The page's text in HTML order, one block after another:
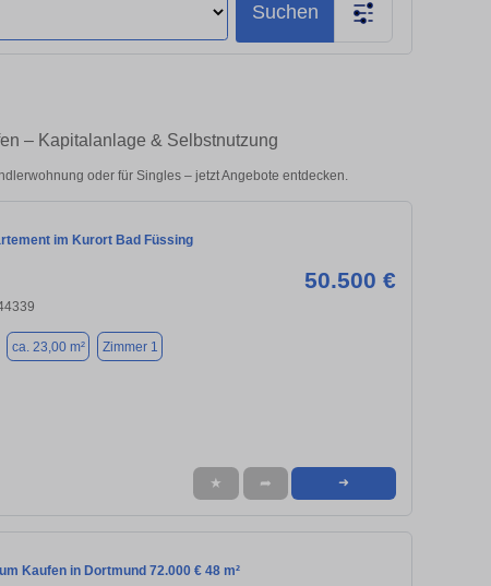
Suchen
– Kapitalanlage & Selbstnutzung
oder für Singles – jetzt Angebote entdecken.
im Kurort Bad Füssing
50.500 €
ca. 23,00 m² Zimmer 1
★ ➦ ➜
Kaufen in Dortmund 72.000 € 48 m²